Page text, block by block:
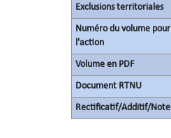
Exclusions territoriales
Numéro du volume pour
l'action
Volume en PDF
Document RTNU
Rectificatif/Additif/Note